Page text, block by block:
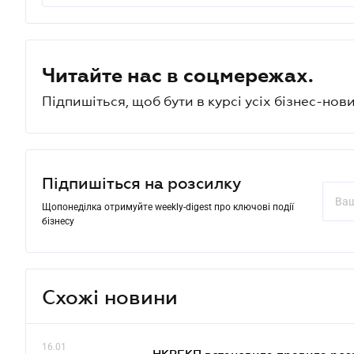
Читайте нас в соцмережах.
Підпишіться, щоб бути в курсі усіх бізнес-
Підпишіться на розсилку
Щопонеділка отримуйте weekly-digest про ключові події
бізнесу
Схожі новини
16.01